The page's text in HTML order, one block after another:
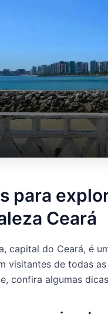
para
Ceará
capital do Ceará, é
visitantes de todas
confira algumas